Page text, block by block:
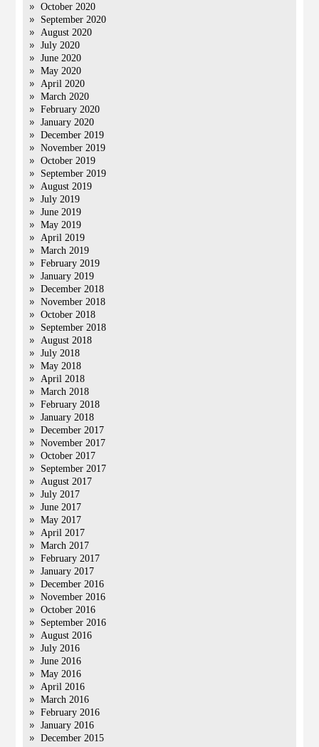
October 2020
September 2020
August 2020
July 2020
June 2020
May 2020
April 2020
March 2020
February 2020
January 2020
December 2019
November 2019
October 2019
September 2019
August 2019
July 2019
June 2019
May 2019
April 2019
March 2019
February 2019
January 2019
December 2018
November 2018
October 2018
September 2018
August 2018
July 2018
May 2018
April 2018
March 2018
February 2018
January 2018
December 2017
November 2017
October 2017
September 2017
August 2017
July 2017
June 2017
May 2017
April 2017
March 2017
February 2017
January 2017
December 2016
November 2016
October 2016
September 2016
August 2016
July 2016
June 2016
May 2016
April 2016
March 2016
February 2016
January 2016
December 2015